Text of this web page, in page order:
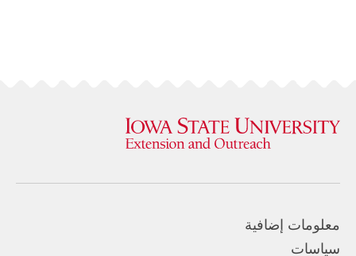
معلومات إضافية
سياسات